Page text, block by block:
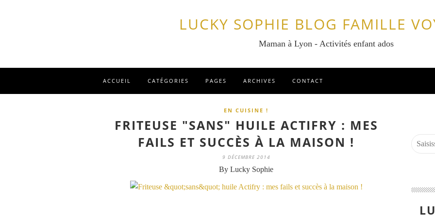
LUCKY SOPHIE BLOG FAMILLE
Maman à Lyon - Activités enfant ados
ACCUEIL CATÉGORIES PAGES ARCHIVES CONTACT
EN CUISINE !
FRITEUSE "SANS" HUILE ACTIFRY : MES
FAILS ET SUCCÈS À LA MAISON !
9 DÉCEMBRE 2014
By Lucky Sophie